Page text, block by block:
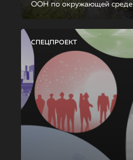
ООН по окружающей среде
СПЕЦПРОЕКТ